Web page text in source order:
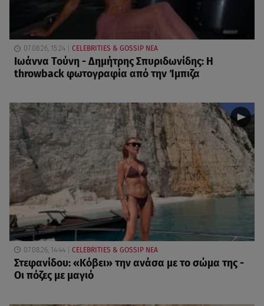
07.08.26, 15:24 CELEBRITIES & GOSSIP ΝΕΑ
Ιωάννα Τούνη - Δημήτρης Σπυριδωνίδης: Η
throwback φωτογραφία από την Ίμπιζα
07.08.26, 14:44 CELEBRITIES & GOSSIP ΝΕΑ
Στεφανίδου: «Κόβει» την ανάσα με το σώμα της -
Οι πόζες με μαγιό